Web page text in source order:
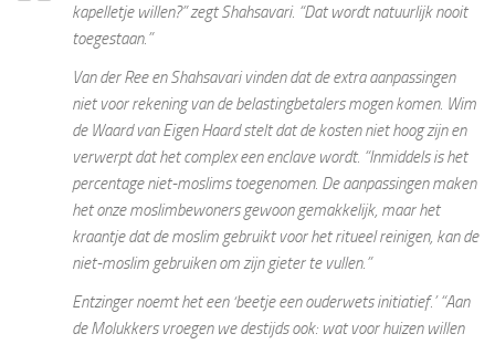
kapelletje willen?” zegt Shahsavari. “Dat wordt natuurlijk nooit
toegestaan.”
Van der Ree en Shahsavari vinden dat de extra aanpassingen
niet voor rekening van de belastingbetalers mogen komen. Wim
de Waard van Eigen Haard stelt dat de kosten niet hoog zijn en
verwerpt dat het complex een enclave wordt. “Inmiddels is het
percentage niet-moslims toegenomen. De aanpassingen maken
het onze moslimbewoners gewoon gemakkelijk, maar het
kraantje dat de moslim gebruikt voor het ritueel reinigen, kan de
niet-moslim gebruiken om zijn gieter te vullen.”
Entzinger noemt het een ‘beetje een ouderwets initiatief.’ “Aan
de Molukkers vroegen we destijds ook: wat voor huizen willen